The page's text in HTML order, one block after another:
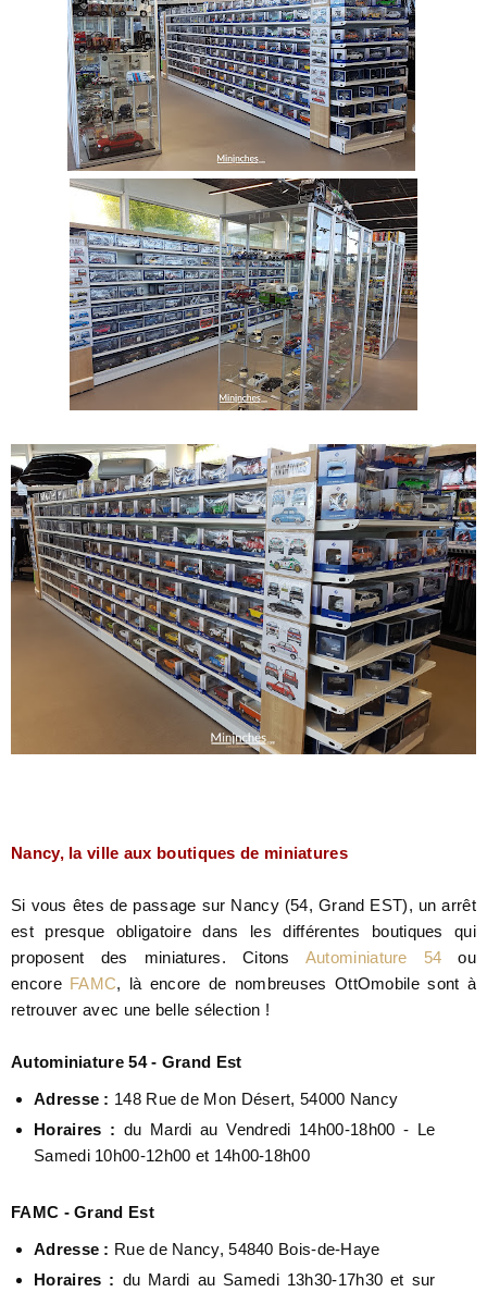
Nancy, la ville aux boutiques de miniatures
Si vous êtes de passage sur Nancy (54, Grand EST), un arrêt
est presque obligatoire dans les différentes boutiques qui
proposent des miniatures. Citons Autominiature 54 ou
encore FAMC, là encore de nombreuses OttOmobile sont à
retrouver avec une belle sélection !
Autominiature 54- Grand Est
Adresse : 148 Rue de Mon Désert, 54000 Nancy
Horaires : du Mardi au Vendredi 14h00-18h00 - Le
Samedi 10h00-12h00 et 14h00-18h00
FAMC - Grand Est
Adresse : Rue de Nancy, 54840 Bois-de-Haye
Horaires : du Mardi au Samedi 13h30-17h30 et sur